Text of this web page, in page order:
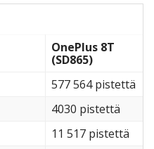
OnePlus 8T
(SD865)
577 564 pistettä
4030 pistettä
11 517 pistettä